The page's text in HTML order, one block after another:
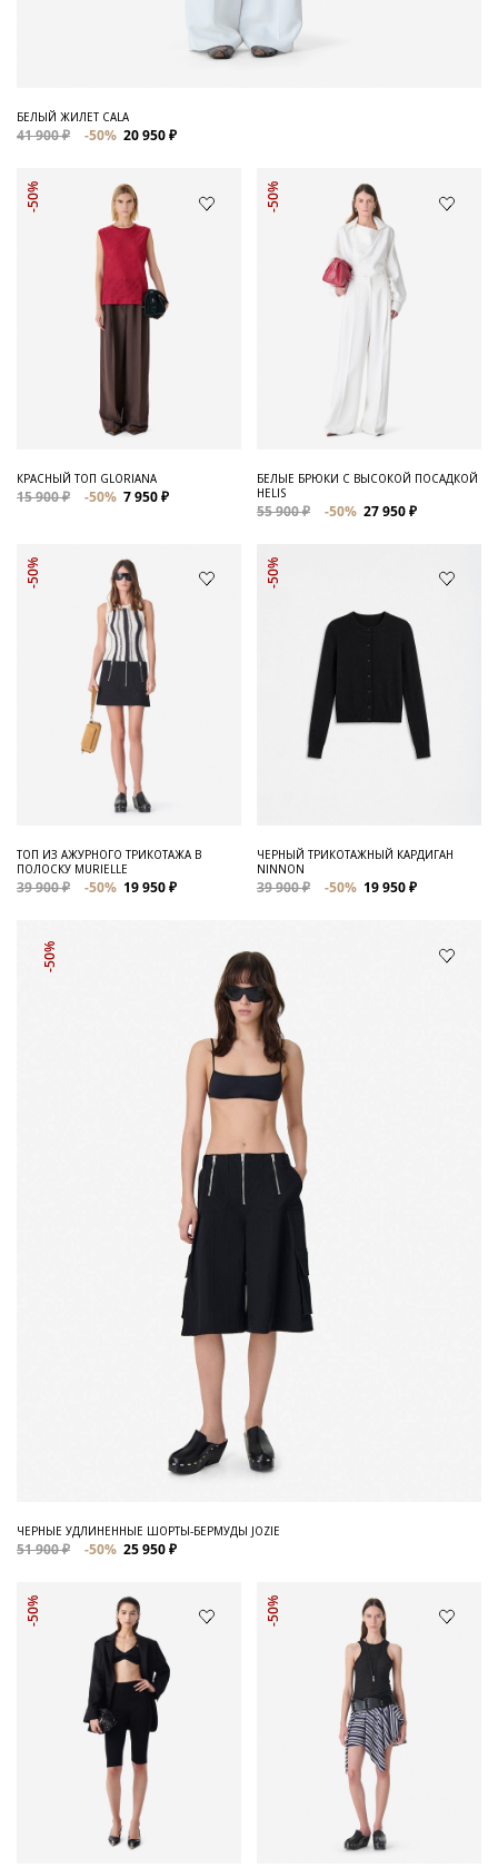
БЕЛЫЙ ЖИЛЕТ CALA
41 900 ₽ -50% 20 950 ₽
-50%
КРАСНЫЙ ТОП GLORIANA
15 900 ₽ -50% 7 950 ₽
-50%
БЕЛЫЕ БРЮКИ С ВЫСОКОЙ ПОСАДКОЙ
HELIS
55 900 ₽ -50% 27 950 ₽
-50%
ТОП ИЗ АЖУРНОГО ТРИКОТАЖА В
ПОЛОСКУ MURIELLE
39 900 ₽ -50% 19 950 ₽
-50%
ЧЕРНЫЙ ТРИКОТАЖНЫЙ КАРДИГАН
NINNON
39 900 ₽ -50% 19 950 ₽
-50%
ЧЕРНЫЕ УДЛИНЕННЫЕ ШОРТЫ-БЕРМУДЫ JOZIE
51 900 ₽ -50% 25 950 ₽
-50% -50%